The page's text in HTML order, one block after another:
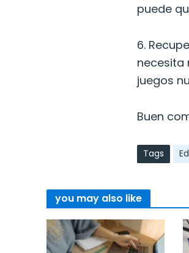
puede
6.
necesita
juegos
Buen
Tags
you may also like